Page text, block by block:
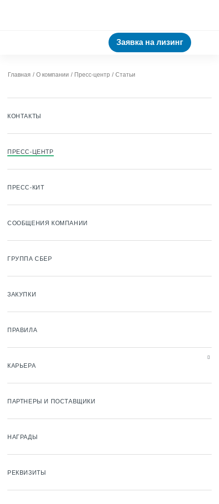
Заявка на лизинг
Главная О компании Пресс-центр Статьи
КОНТАКТЫ
ПРЕСС-ЦЕНТР
ПРЕСС-КИТ
СООБЩЕНИЯ КОМПАНИИ
ГРУППА СБЕР
ЗАКУПКИ
ПРАВИЛА
КАРЬЕРА
ПАРТНЕРЫ И ПОСТАВЩИКИ
НАГРАДЫ
РЕКВИЗИТЫ